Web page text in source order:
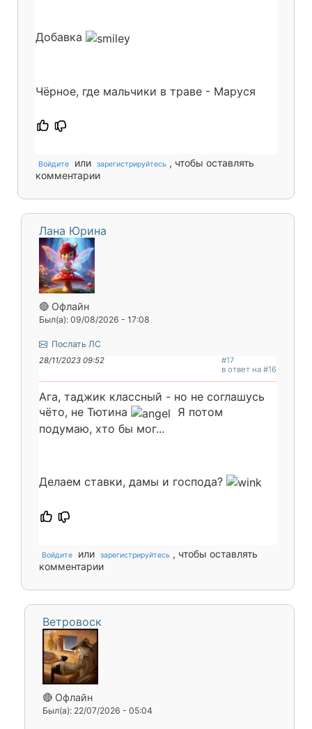
Добавка
Чёрное, где мальчики в траве - Маруся​​
Войдите или зарегистрируйтесь , чтобы оставлять
комментарии
Лана Юрина
🔴 Офлайн
Был(а): 09/08/2026 - 17:08
Послать ЛС
28/11/2023 09:52
#17
в ответ на #16
Ага, таджик классный - но не соглашусь
чёто, не Тютина
Я потом
подумаю, хто бы мог...
Делаем ставки, дамы и господа?
Войдите или зарегистрируйтесь , чтобы оставлять
комментарии
Ветровоск
🔴 Офлайн
Был(а): 22/07/2026 - 05:04